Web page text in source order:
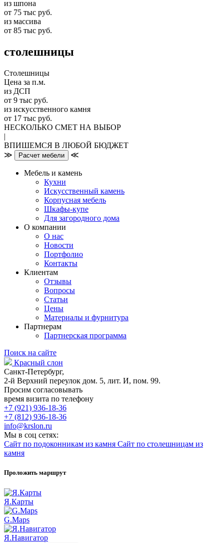
из шпона
от 75 тыс руб.
из массива
от 85 тыс руб.
столешницы
Столешницы
Цена за п.м.
из ДСП
от 9 тыс руб.
из искусственного камня
от 17 тыс руб.
НЕСКОЛЬКО СМЕТ НА ВЫБОР
|
ВПИШЕМСЯ В ЛЮБОЙ БЮДЖЕТ
≫
Расчет мебели ≪
Мебель и камень
Кухни
Искусственный камень
Корпусная мебель
Шкафы-купе
Для загородного дома
О компании
О нас
Новости
Портфолио
Контакты
Клиентам
Отзывы
Вопросы
Статьи
Цены
Материалы и фурнитура
Партнерам
Партнерская программа
Поиск на сайте
Красный слон
Санкт-Петербург,
2-й Верхний переулок дом. 5, лит. И, пом. 99.
Просим согласовывать
время визита по телефону
+7 (921) 936-18-36
+7 (812) 936-18-36
info@krslon.ru
Мы в соц сетях:
Сайт по подоконникам из камня Сайт по столешницам из
камня
Проложить маршрут
Я.Карты
G.Maps
Я.Навигатор